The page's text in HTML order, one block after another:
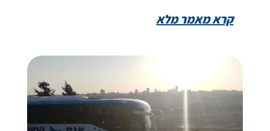
קרא מאמר מלא